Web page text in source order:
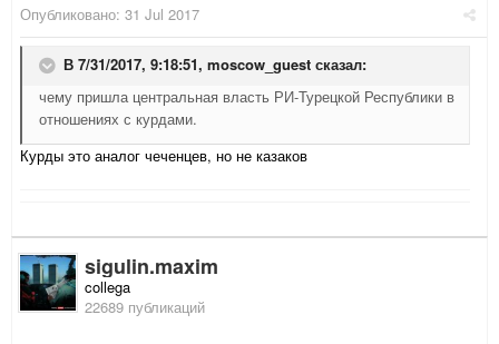
Опубликовано: 31 Jul 2017
В 7/31/2017, 9:18:51, moscow_guest сказал:
чему пришла центральная власть РИ-Турецкой Республики в
отношениях с курдами.
Курды это аналог чеченцев, но не казаков
sigulin.maxim
collega
22689 публикаций